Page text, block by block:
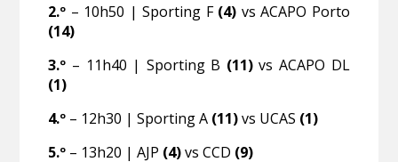
2.º – 10h50 | Sporting F(4) vs ACAPO Porto
(14)
3.º – 11h40 | Sporting B (11)vs ACAPO DL
(1)
4.º – 12h30 | Sporting A (11)vs UCAS (1)
5.º – 13h20 | AJP (4)vs CCD (9)